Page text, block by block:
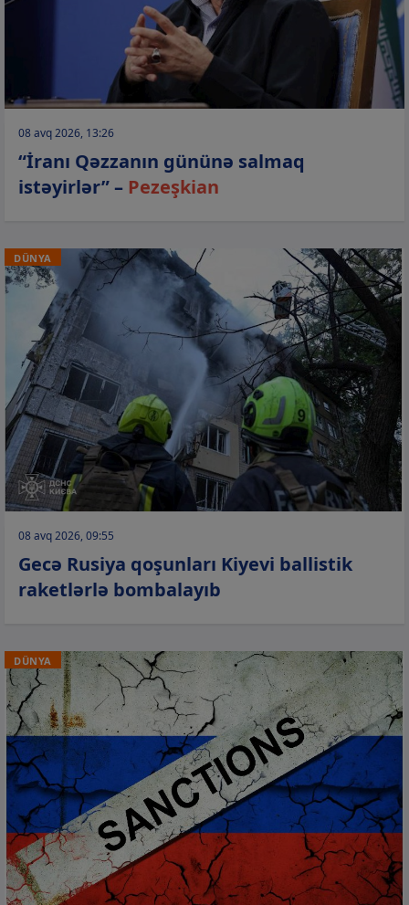
08 avq 2026, 13:26
“İranı Qəzzanın gününə salmaq
istəyirlər” – Pezeşkian
DÜNYA
08 avq 2026, 09:55
Gecə Rusiya qoşunları Kiyevi ballistik
raketlərlə bombalayıb
DÜNYA